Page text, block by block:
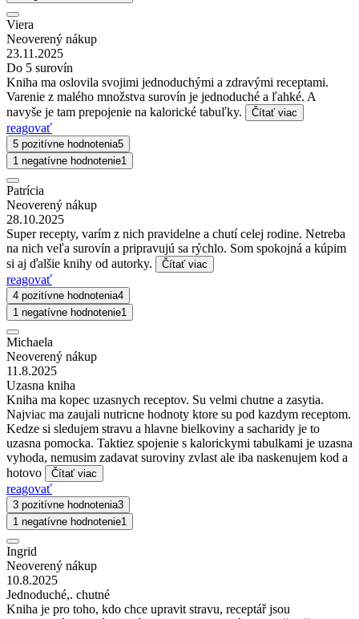
Viera
Neoverený nákup
23.11.2025
Do 5 surovín
Kniha ma oslovila svojimi jednoduchými a zdravými receptami.
Varenie z malého množstva surovín je jednoduché a ľahké. A
navyše je tam prepojenie na kalorické tabuľky.
Čítať viac
reagovať
5 pozitívne hodnotenia5
1 negatívne hodnotenie1
Patrícia
Neoverený nákup
28.10.2025
Super recepty, varím z nich pravidelne a chutí celej rodine. Netreba
na nich veľa surovín a pripravujú sa rýchlo. Som spokojná a kúpim
si aj ďalšie knihy od autorky.
Čítať viac
reagovať
4 pozitívne hodnotenia4
1 negatívne hodnotenie1
Michaela
Neoverený nákup
11.8.2025
Uzasna kniha
Kniha ma kopec uzasnych receptov. Su velmi chutne a zasytia.
Najviac ma zaujali nutricne hodnoty ktore su pod kazdym receptom.
Kedze si sledujem stravu a hlavne bielkoviny a sacharidy je to
uzasna pomocka. Taktiez spojenie s kalorickymi tabulkami je uzasna
vyhoda, nemusim zadavat suroviny zvlast ale iba naskenujem kod a
hotovo
Čítať viac
reagovať
3 pozitívne hodnotenia3
1 negatívne hodnotenie1
Ingrid
Neoverený nákup
10.8.2025
Jednoduché,. chutné
Kniha je pro toho, kdo chce upravit stravu, receptář jsou